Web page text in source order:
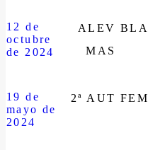
12 de
octubre
de 2024
ALEV BLA
MAS
19 de
mayo de
2024
2ª AUT FEM